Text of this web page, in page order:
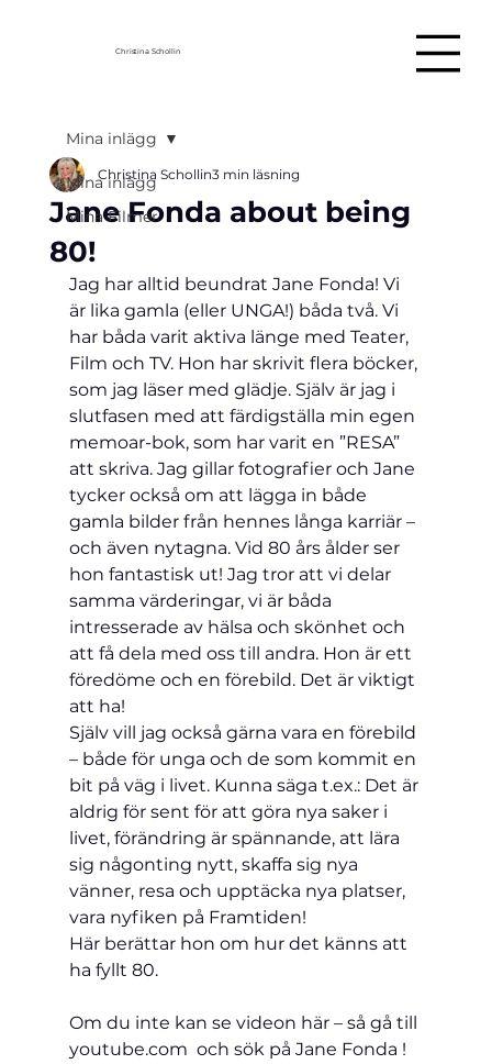
Christina Schollin
Mina inlägg
Mina Filmer
Mina inlägg
Jane Fonda about being
80!
Christina Schollin3 min läsning
Jag har alltid beundrat Jane Fonda! Vi
är lika gamla (eller UNGA!) båda två. Vi
har båda varit aktiva länge med Teater,
Film och TV. Hon har skrivit flera böcker,
som jag läser med glädje. Själv är jag i
slutfasen med att färdigställa min egen
memoar-bok, som har varit en ”RESA”
att skriva. Jag gillar fotografier och Jane
tycker också om att lägga in både
gamla bilder från hennes långa karriär –
och även nytagna. Vid 80 års ålder ser
hon fantastisk ut! Jag tror att vi delar
samma värderingar, vi är båda
intresserade av hälsa och skönhet och
att få dela med oss till andra. Hon är ett
föredöme och en förebild. Det är viktigt
att ha!
Själv vill jag också gärna vara en förebild
– både för unga och de som kommit en
bit på väg i livet. Kunna säga t.ex.: Det är
aldrig för sent för att göra nya saker i
livet, förändring är spännande, att lära
sig någonting nytt, skaffa sig nya
vänner, resa och upptäcka nya platser,
vara nyfiken på Framtiden!
Här berättar hon om hur det känns att
ha fyllt 80.
Om du inte kan se videon här – så gå till
youtube.com  och sök på Jane Fonda !